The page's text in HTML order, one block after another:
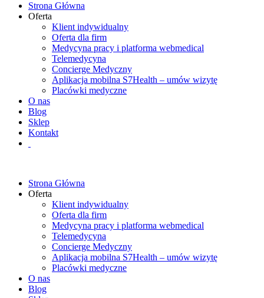
Strona Główna
Oferta
Klient indywidualny
Oferta dla firm
Medycyna pracy i platforma webmedical
Telemedycyna
Concierge Medyczny
Aplikacja mobilna S7Health – umów wizytę
Placówki medyczne
O nas
Blog
Sklep
Kontakt
Strona Główna
Oferta
Klient indywidualny
Oferta dla firm
Medycyna pracy i platforma webmedical
Telemedycyna
Concierge Medyczny
Aplikacja mobilna S7Health – umów wizytę
Placówki medyczne
O nas
Blog